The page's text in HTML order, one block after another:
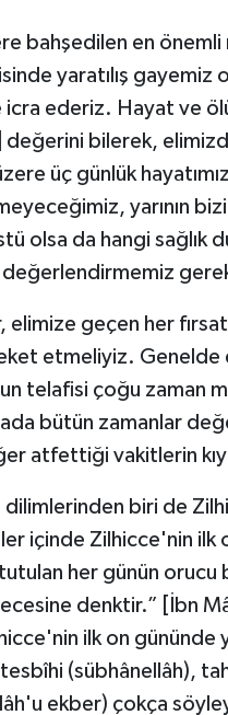
bahşedilen en
yaratılış
ederiz. Hayat ve
değerini bilerek,
üç günlük
yarının
olsa da hangi sağlık
elimize geçen her
etmeliyiz.
telafisi çoğu zaman
bütün zamanlar
atfettiği vakitlerin
biri de
içinde Zilhicce'nin ilk
her günün orucu
denktir.” [İbn
ilk on gününde
(sübhânellâh),
ekber) çokça